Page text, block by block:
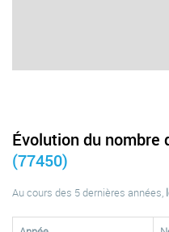
Évolution du nombre
(77450)
Au cours des 5 dernières années,